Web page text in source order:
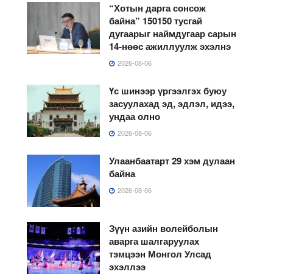
“Хотын дарга сонсож
байна” 150150 тусгай
дугаарыг наймдугаар сарын
14-нөөс ажиллуулж эхэлнэ
2026-08-06
Үс шинээр үргээлгэх буюу
засуулахад эд, эдлэл, идээ,
ундаа олно
2026-08-06
Улаанбаатарт 29 хэм дулаан
байна
2026-08-06
Зүүн азийн волейболын
аварга шалгаруулах
тэмцээн Монгол Улсад
эхэллээ